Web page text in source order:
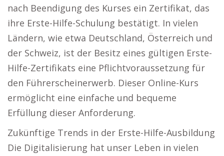
nach Beendigung des Kurses ein Zertifikat, das
ihre Erste-Hilfe-Schulung bestätigt. In vielen
Ländern, wie etwa Deutschland, Österreich und
der Schweiz, ist der Besitz eines gültigen Erste-
Hilfe-Zertifikats eine Pflichtvoraussetzung für
den Führerscheinerwerb. Dieser Online-Kurs
ermöglicht eine einfache und bequeme
Erfüllung dieser Anforderung.
Zukünftige Trends in der Erste-Hilfe-Ausbildung
Die Digitalisierung hat unser Leben in vielen